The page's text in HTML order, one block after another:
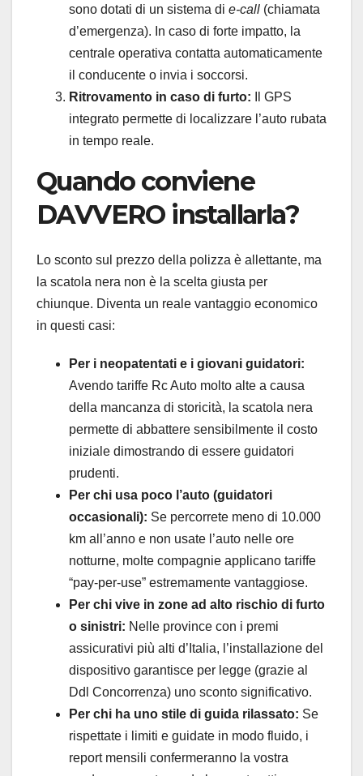
sono dotati di un sistema di e-call (chiamata
d’emergenza). In caso di forte impatto, la
centrale operativa contatta automaticamente
il conducente o invia i soccorsi.
Ritrovamento in caso di furto: Il GPS
integrato permette di localizzare l’auto rubata
in tempo reale.
Quando conviene
DAVVERO installarla?
Lo sconto sul prezzo della polizza è allettante, ma
la scatola nera non è la scelta giusta per
chiunque. Diventa un reale vantaggio economico
in questi casi:
Per i neopatentati e i giovani guidatori:
Avendo tariffe Rc Auto molto alte a causa
della mancanza di storicità, la scatola nera
permette di abbattere sensibilmente il costo
iniziale dimostrando di essere guidatori
prudenti.
Per chi usa poco l’auto (guidatori
occasionali): Se percorrete meno di 10.000
km all’anno e non usate l’auto nelle ore
notturne, molte compagnie applicano tariffe
“pay-per-use” estremamente vantaggiose.
Per chi vive in zone ad alto rischio di furto
o sinistri: Nelle province con i premi
assicurativi più alti d’Italia, l’installazione del
dispositivo garantisce per legge (grazie al
Ddl Concorrenza) uno sconto significativo.
Per chi ha uno stile di guida rilassato: Se
rispettate i limiti e guidate in modo fluido, i
report mensili confermeranno la vostra